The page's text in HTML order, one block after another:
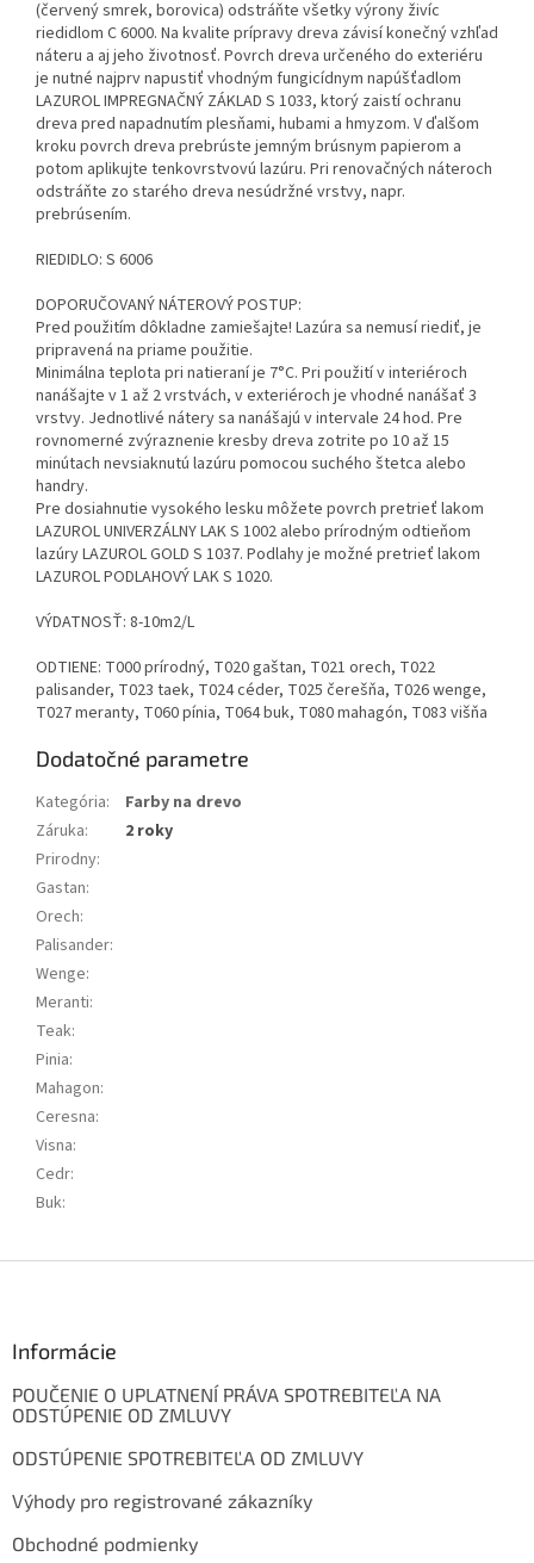
(červený smrek, borovica) odstráňte všetky výrony živíc
riedidlom C 6000. Na kvalite prípravy dreva závisí konečný vzhľad
náteru a aj jeho životnosť. Povrch dreva určeného do exteriéru
je nutné najprv napustiť vhodným fungicídnym napúšťadlom
LAZUROL IMPREGNAČNÝ ZÁKLAD S 1033, ktorý zaistí ochranu
dreva pred napadnutím plesňami, hubami a hmyzom. V ďalšom
kroku povrch dreva prebrúste jemným brúsnym papierom a
potom aplikujte tenkovrstvovú lazúru. Pri renovačných náteroch
odstráňte zo starého dreva nesúdržné vrstvy, napr.
prebrúsením.
RIEDIDLO: S 6006
DOPORUČOVANÝ NÁTEROVÝ POSTUP:
Pred použitím dôkladne zamiešajte! Lazúra sa nemusí riediť, je
pripravená na priame použitie.
Minimálna teplota pri natieraní je 7°C. Pri použití v interiéroch
nanášajte v 1 až 2 vrstvách, v exteriéroch je vhodné nanášať 3
vrstvy. Jednotlivé nátery sa nanášajú v intervale 24 hod. Pre
rovnomerné zvýraznenie kresby dreva zotrite po 10 až 15
minútach nevsiaknutú lazúru pomocou suchého štetca alebo
handry.
Pre dosiahnutie vysokého lesku môžete povrch pretrieť lakom
LAZUROL UNIVERZÁLNY LAK S 1002 alebo prírodným odtieňom
lazúry LAZUROL GOLD S 1037. Podlahy je možné pretrieť lakom
LAZUROL PODLAHOVÝ LAK S 1020.
VÝDATNOSŤ: 8-10m2/L
ODTIENE: T000 prírodný, T020 gaštan, T021 orech, T022
palisander, T023 taek, T024 céder, T025 čerešňa, T026 wenge,
T027 meranty, T060 pínia, T064 buk, T080 mahagón, T083 višňa
Dodatočné parametre
Kategória:
Farby na drevo
Záruka:
2 roky
Prirodny:
Gastan:
Orech:
Palisander:
Wenge:
Meranti:
Teak:
Pinia:
Mahagon:
Ceresna:
Visna:
Cedr:
Buk:
Informácie
POUČENIE O UPLATNENÍ PRÁVA SPOTREBITEĽA NA
ODSTÚPENIE OD ZMLUVY
ODSTÚPENIE SPOTREBITEĽA OD ZMLUVY
Výhody pro registrované zákazníky
Obchodné podmienky